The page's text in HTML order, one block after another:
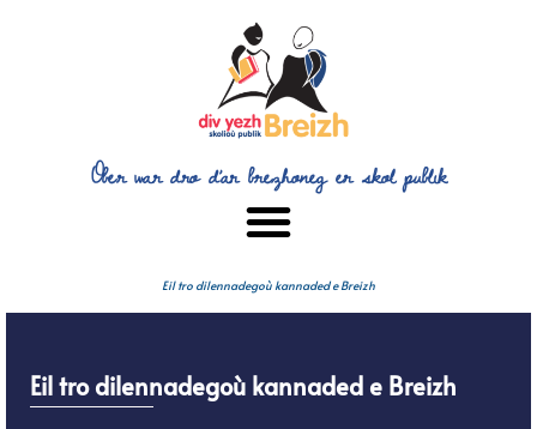
Ober war dro d’ar brezhoneg er skol publik
Eil tro dilennadegoù kannaded e Breizh
Eil tro dilennadegoù kannaded e Breizh